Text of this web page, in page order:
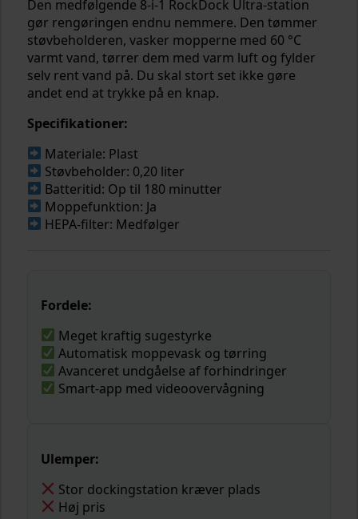
Den medfølgende 8-i-1 RockDock Ultra-station
gør rengøringen endnu nemmere. Den tømmer
støvbeholderen, vasker mopperne med 60 °C
varmt vand, tørrer dem med varm luft og fylder
selv rent vand på. Du skal stort set ikke gøre
andet end at trykke på en knap.
Specifikationer:
Materiale: Plast
Støvbeholder: 0,20 liter
Batteritid: Op til 180 minutter
Moppefunktion: Ja
HEPA-filter: Medfølger
Fordele:
Meget kraftig sugestyrke
Automatisk moppevask og tørring
Avanceret undgåelse af forhindringer
Smart-app med videoovervågning
Ulemper:
Stor dockingstation kræver plads
Høj pris